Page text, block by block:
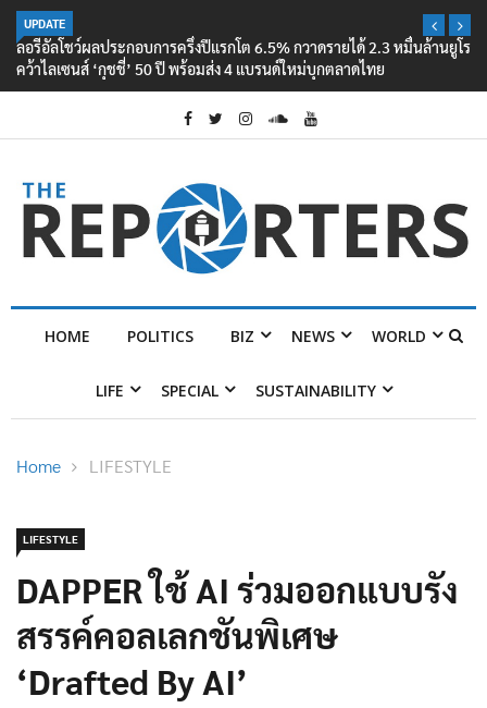
UPDATE
ลอรีอัลโชว์ผลประกอบการครึ่งปีแรกโต 6.5% กวาดรายได้ 2.3 หมื่นล้านยูโร
คว้าไลเซนส์ ‘กุชชี่’ 50 ปี พร้อมส่ง 4 แบรนด์ใหม่บุกตลาดไทย
HOME POLITICS BIZ NEWS WORLD
LIFE SPECIAL SUSTAINABILITY
Home LIFESTYLE
LIFESTYLE
DAPPER ใช้ AI ร่วมออกแบบรัง
สรรค์คอลเลกชันพิเศษ
‘Drafted By AI’